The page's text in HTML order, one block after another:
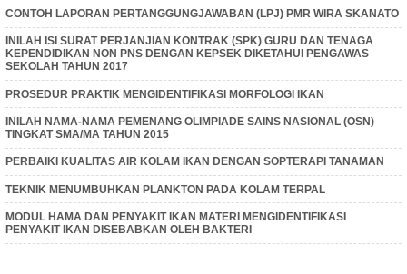
CONTOH LAPORAN PERTANGGUNGJAWABAN (LPJ) PMR WIRA SKANATO
INILAH ISI SURAT PERJANJIAN KONTRAK (SPK) GURU DAN TENAGA
KEPENDIDIKAN NON PNS DENGAN KEPSEK DIKETAHUI PENGAWAS
SEKOLAH TAHUN 2017
PROSEDUR PRAKTIK MENGIDENTIFIKASI MORFOLOGI IKAN
INILAH NAMA-NAMA PEMENANG OLIMPIADE SAINS NASIONAL (OSN)
TINGKAT SMA/MA TAHUN 2015
PERBAIKI KUALITAS AIR KOLAM IKAN DENGAN SOPTERAPI TANAMAN
TEKNIK MENUMBUHKAN PLANKTON PADA KOLAM TERPAL
MODUL HAMA DAN PENYAKIT IKAN MATERI MENGIDENTIFIKASI
PENYAKIT IKAN DISEBABKAN OLEH BAKTERI